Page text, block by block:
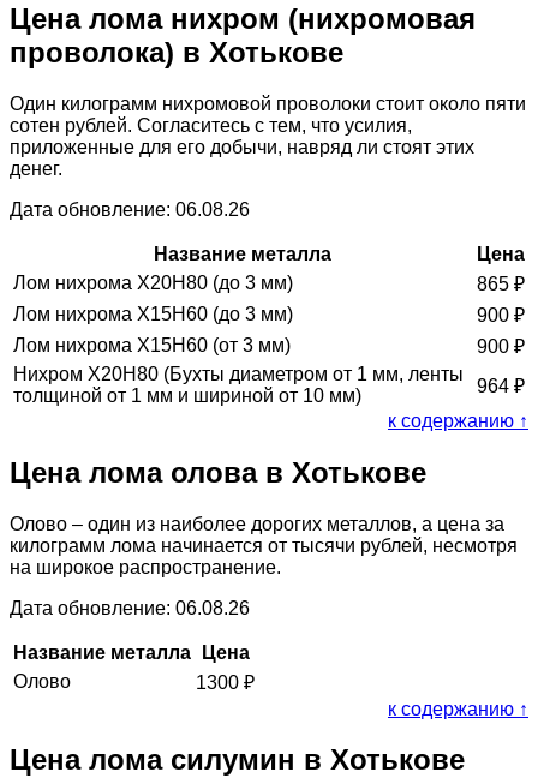
Цена лома нихром (нихромовая
проволока) в Хотькове
Один килограмм нихромовой проволоки стоит около пяти
сотен рублей. Согласитесь с тем, что усилия,
приложенные для его добычи, навряд ли стоят этих
денег.
Дата обновление: 06.08.26
Название металла
Цена
Лом нихрома Х20Н80 (до 3 мм)
865 ₽
Лом нихрома Х15Н60 (до 3 мм)
900 ₽
Лом нихрома Х15Н60 (от 3 мм)
900 ₽
Нихром Х20Н80 (Бухты диаметром от 1 мм, ленты
толщиной от 1 мм и шириной от 10 мм)
964 ₽
к содержанию ↑
Цена лома олова в Хотькове
Олово – один из наиболее дорогих металлов, а цена за
килограмм лома начинается от тысячи рублей, несмотря
на широкое распространение.
Дата обновление: 06.08.26
Название металла
Цена
Олово
1300 ₽
к содержанию ↑
Цена лома силумин в Хотькове